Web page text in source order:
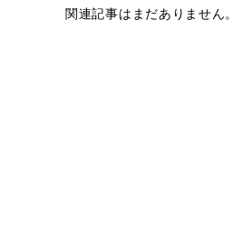
関連記事はまだありません。